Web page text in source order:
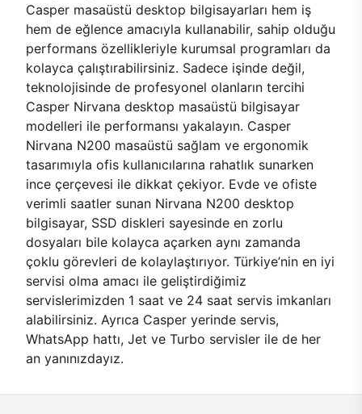
Casper masaüstü desktop bilgisayarları hem iş
hem de eğlence amacıyla kullanabilir, sahip olduğu
performans özellikleriyle kurumsal programları da
kolayca çalıştırabilirsiniz. Sadece işinde değil,
teknolojisinde de profesyonel olanların tercihi
Casper Nirvana desktop masaüstü bilgisayar
modelleri ile performansı yakalayın. Casper
Nirvana N200 masaüstü sağlam ve ergonomik
tasarımıyla ofis kullanıcılarına rahatlık sunarken
ince çerçevesi ile dikkat çekiyor. Evde ve ofiste
verimli saatler sunan Nirvana N200 desktop
bilgisayar, SSD diskleri sayesinde en zorlu
dosyaları bile kolayca açarken aynı zamanda
çoklu görevleri de kolaylaştırıyor. Türkiye’nin en iyi
servisi olma amacı ile geliştirdiğimiz
servislerimizden 1 saat ve 24 saat servis imkanları
alabilirsiniz. Ayrıca Casper yerinde servis,
WhatsApp hattı, Jet ve Turbo servisler ile de her
an yanınızdayız.